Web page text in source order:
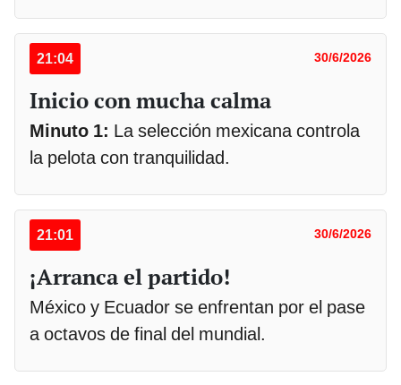
21:04 30/6/2026
Inicio con mucha calma
Minuto 1: La selección mexicana controla
la pelota con tranquilidad.
21:01 30/6/2026
¡Arranca el partido!
México y Ecuador se enfrentan por el pase
a octavos de final del mundial.